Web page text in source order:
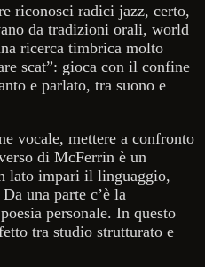
riconosci radici jazz, certo,
da tradizioni orali, world
ricerca timbrica molto
scat”: gioca con il confine
e parlato, tra suono e
vocale, mettere a confronto
di McFerrin è un
lato impari il linguaggio,
una parte c’è la
personale. In questo
tra studio strutturato e